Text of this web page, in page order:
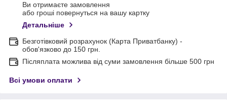
Ви отримаєте замовлення
або гроші повернуться на вашу картку
Детальніше
Безготівковий розрахунок (Карта Приватбанку) -
обов'язково до 150 грн.
Післяплата можлива від суми замовлення більше 500 грн
Всі умови оплати